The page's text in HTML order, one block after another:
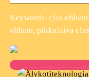
Keywords: clas
ohlson, pikkulaiva